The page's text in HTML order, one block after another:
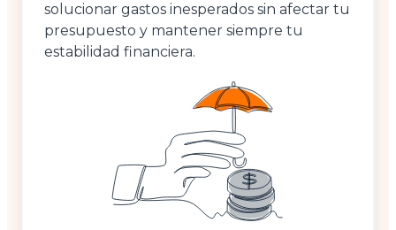
solucionar gastos inesperados sin afectar tu
presupuesto y mantener siempre tu
estabilidad financiera.